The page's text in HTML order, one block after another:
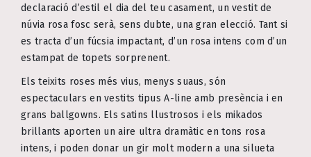
declaració d’estil el dia del teu casament, un vestit de
núvia rosa fosc serà, sens dubte, una gran elecció. Tant si
es tracta d’un fúcsia impactant, d’un rosa intens com d’un
estampat de topets sorprenent.
Els teixits roses més vius, menys suaus, són
espectaculars en vestits tipus A-line amb presència i en
grans ballgowns. Els satins llustrosos i els mikados
brillants aporten un aire ultra dramàtic en tons rosa
intens, i poden donar un gir molt modern a una silueta